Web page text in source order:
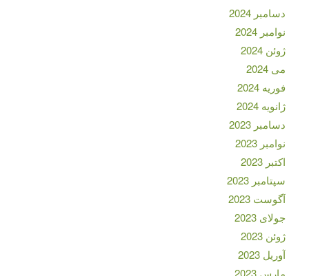
دسامبر 2024
نوامبر 2024
ژوئن 2024
می 2024
فوریه 2024
ژانویه 2024
دسامبر 2023
نوامبر 2023
اکتبر 2023
سپتامبر 2023
آگوست 2023
جولای 2023
ژوئن 2023
آوریل 2023
مارس 2023